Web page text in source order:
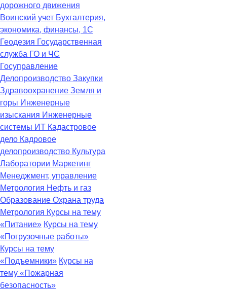
дорожного движения
Воинский учет Бухгалтерия,
экономика, финансы, 1С
Геодезия Государственная
служба ГО и ЧС
Госуправление
Делопроизводство Закупки
Здравоохранение Земля и
горы Инженерные
изыскания Инженерные
системы ИТ Кадастровое
дело Кадровое
делопроизводство Культура
Лаборатории Маркетинг
Менеджмент, управление
Метрология Нефть и газ
Образование Охрана труда
Метрология Курсы на тему
«Питание» Курсы на тему
«Погрузочные работы»
Курсы на тему
«Подъемники» Курсы на
тему «Пожарная
безопасность»